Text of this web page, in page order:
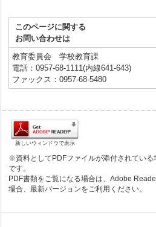
このページに関する
お問い合わせは
教育委員会 学校教育課
電話：0957-68-1111(内線641-643)
ファックス：0957-68-5480
新しいウィンドウで表示
※資料としてPDFファイルが添付されてい
です。
PDF書類をご覧になる場合は、Adobe
場合、最新バージョンをご利用ください。